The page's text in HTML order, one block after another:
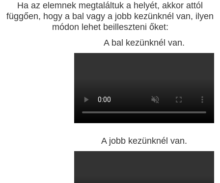
Ha az elemnek megtaláltuk a helyét, akkor attól
függően, hogy a bal vagy a jobb kezünknél van, ilyen
módon lehet beilleszteni őket:
A bal kezünknél van.
A jobb kezünknél van.